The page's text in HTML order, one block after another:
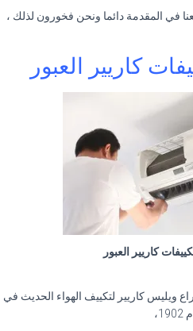
في المقدمة دائما ونحن فخورون لذلك ،
كاريير العبور
كاريير العبور
ويليس كاريير لتكييف الهواء الحديث في